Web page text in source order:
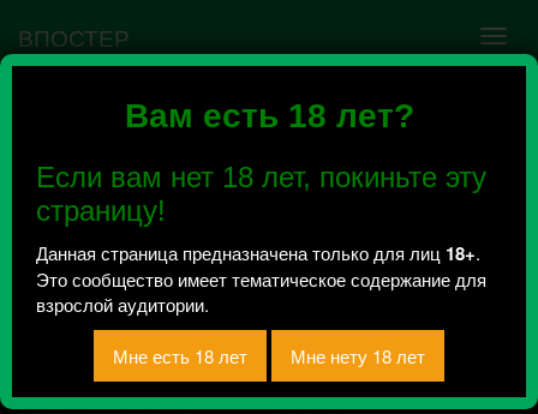
Вам есть 18 лет?
Если вам нет 18 лет, покиньте эту
страницу!
Данная страница предназначена только для лиц 18+.
Это сообщество имеет тематическое содержание для
взрослой аудитории.
ВПОСТЕР
Ошибка VK API #5
сообщества нужно авторизоваться на сервисе
повторно.
Твоя фантазия |
Эротика
Всего 3, за сегодня 0 сообщений
отправлено / Рейтинг 1.5